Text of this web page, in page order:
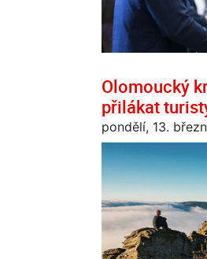
Olomoucký
přilákat
pondělí, 13.